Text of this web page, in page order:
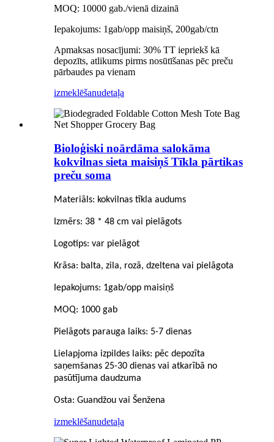
MOQ: 10000 gab./vienā dizainā
Iepakojums: 1gab/opp maisiņš, 200gab/ctn
Apmaksas nosacījumi: 30% TT iepriekš kā
depozīts, atlikums pirms nosūtīšanas pēc preču
pārbaudes pa vienam
izmeklēšanudetaļa
Bioloģiski noārdāma salokāma
kokvilnas sieta maisiņš Tīkla pārtikas
preču soma
Materiāls: kokvilnas tīkla audums
Izmērs: 38 * 48 cm vai pielāgots
Logotips: var pielāgot
Krāsa: balta, zila, rozā, dzeltena vai pielāgota
Iepakojums: 1gab/opp maisiņš
MOQ: 1000 gab
Pielāgots parauga laiks: 5-7 dienas
Lielapjoma izpildes laiks: pēc depozīta
saņemšanas 25-30 dienas vai atkarībā no
pasūtījuma daudzuma
Osta: Guandžou vai Šenžena
izmeklēšanudetaļa